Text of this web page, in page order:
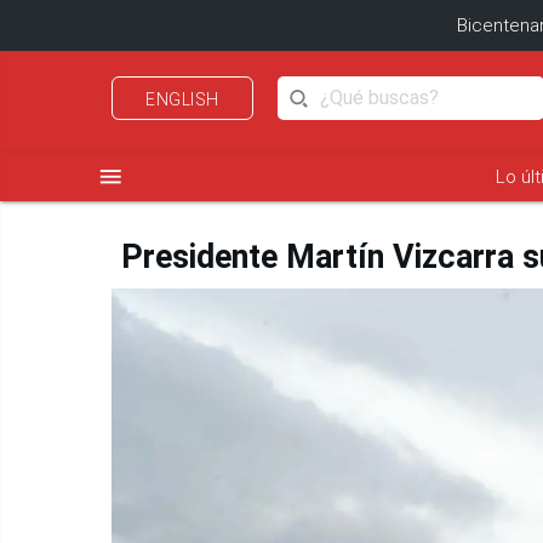
ENGLISH
menu Lo
Presidente Martín Vizcarra